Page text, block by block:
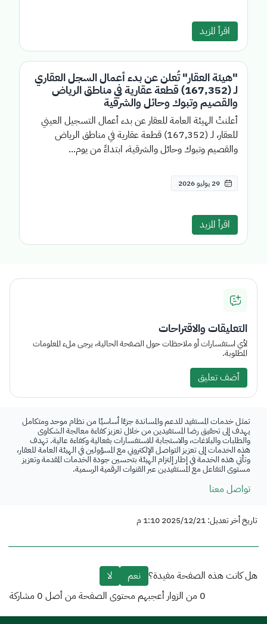
اقرأ المزيد
"هيئة العقار" تُعلن عن بدء أعمال السجل العقاري
لـ (167,352) قطعة عقارية في مناطق الرياض
والقصيم وتبوك وحائل والشرقية
أعلنتْ الهيئة العامة للعقار عن بدء أعمال التسجيل العيني
للعقار، لـ (167,352) قطعة عقارية في مناطق الرياض
والقصيم وتبوك وحائل والشرقية، ابتداءً من يوم...
29 يوليو 2026
اقرأ المزيد
التعليقات والاقتراحات
لأي استفسارات أو ملاحظات حول الصفحة الحالية، يرجى ملء المعلومات
المطلوبة.
أضف تعليق
تمثل خدمات المستفيد للدعم والمساندة جزءًا أساسيًا من نظام موحد ومتكامل
يهدف إلى تحقيق رضا المستفيدين من خلال تعزيز كفاءة معالجة الشكاوى
والطلبات والبلاغات، والاستجابة للاستفسارات بفعالية وكفاءة عالية. تهدف
هذه الخدمات إلى تعزيز التواصل الإلكتروني مع المسؤولين في الهيئة العامة للعقار،
وتأتي هذه الخدمة في إطار إلتزام الهيئة بتحسين جودة الخدمات المقدمة وتعزيز
مستوى التفاعل مع المستفيدين عبر القنوات الرقمية الرسمية.
تواصل معنا
تاريخ أخر تعديل: 2025/12/21 1:10 م
هل كانت هذه الصفحة مفيدة؟ نعم
لا
0 من الزوار أعجبهم محتوى الصفحة من أصل 0 مشاركة